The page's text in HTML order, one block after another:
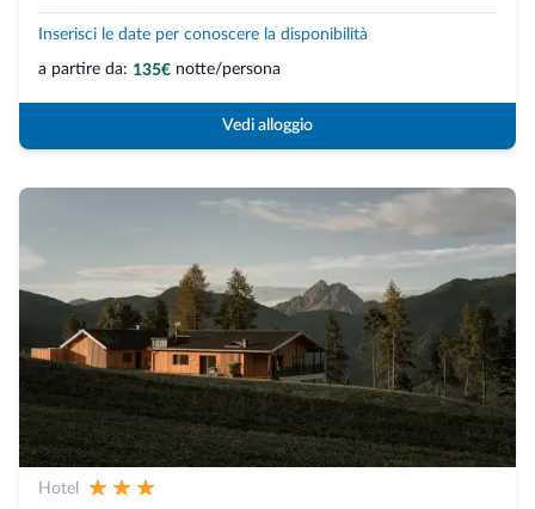
Inserisci le date per conoscere la disponibilità
a partire da: 135€ notte/persona
Vedi alloggio
Hotel